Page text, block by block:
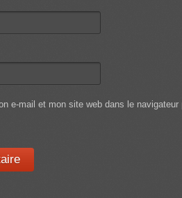
e-mail et mon site web dans le navigateur